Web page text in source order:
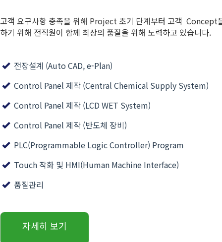
고객 요구사항 충족을 위해 Project 초기 단계부터 고객 Concept
하기 위해 전직원이 함께 최상의 품질을 위해 노력하고 있습니다.
전장설계 (Auto CAD, e-Plan)
Control Panel 제작 (Central Chemical Supply System)
Control Panel 제작 (LCD WET System)
Control Panel 제작 (반도체 장비)
PLC(Programmable Logic Controller) Program
Touch 작화 및 HMI(Human Machine Interface)
품질관리
자세히 보기